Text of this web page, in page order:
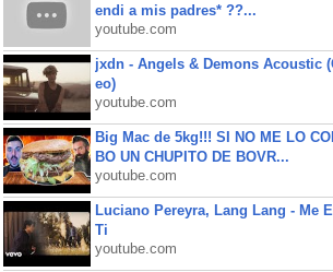
endi a mis padres* ??...
youtube.com
jxdn - Angels & Demons Acoustic
eo)
youtube.com
Big Mac de 5kg!!! SI NO ME LO
BO UN CHUPITO DE BOVR...
youtube.com
Luciano Pereyra, Lang Lang - Me
Ti
youtube.com